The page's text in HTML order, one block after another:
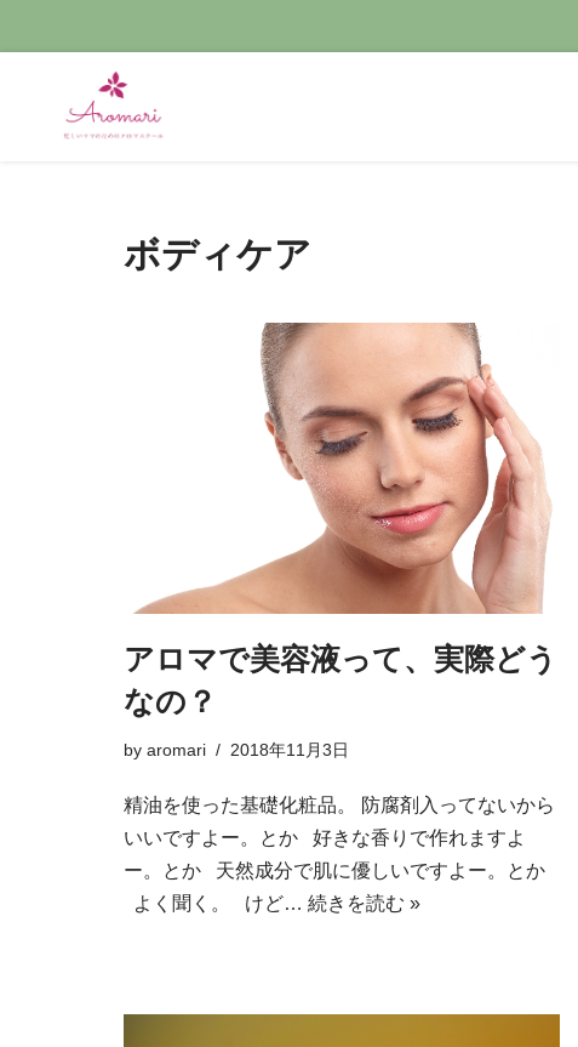
ボディケア
アロマで美容液って、実際どう
なの？
by aromari 2018年11月3日
精油を使った基礎化粧品。 防腐剤入ってないから
いいですよー。とか 好きな香りで作れますよ
ー。とか 天然成分で肌に優しいですよー。とか
よく聞く。 けど… 続きを読む »